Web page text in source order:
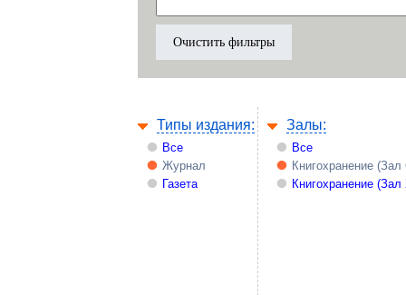
Типы издания:
Все
Журнал
Газета
Залы:
Все
Книгохранение
Книгохранение